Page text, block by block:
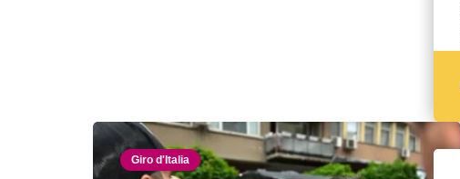
Giro d'Italia